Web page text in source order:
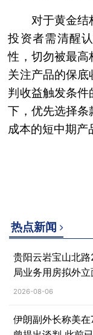
对于黄金结
投资者需清醒
性，切勿被最高
关注产品的保
判收益触发条
下，优先选择
成本的短中期产
热点新闻
贵阳云岩宝山北
局业务用房拟外立
2026-08-06
伊朗副外长称美